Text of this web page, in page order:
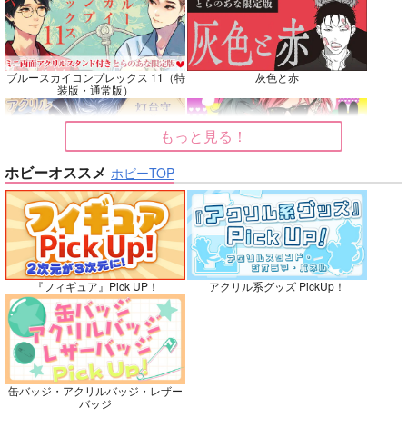
名も無きシャイニーア
ワー
ウエマリ
専売 446円（税込）
轟焦凍×緑谷出久
サンプル
カート
Beginning！
魚イチ場
770円 （税込）
その他
キョウヤ×カラスバ
サンプル
カート
Elements
韋譜律斗
専売 583 円（税込）
サンプル
カート
ブルースカイコンプレックス 11（特
装版・通常版）
灰色と赤
灯台守とかもめの子 3 ヤリチン☆ビッチ部 7
俺の可愛い弟は 2
バイトの宮川君は店長が好き 2
もっと見る！
ホビーオススメ ホビーTOP
『フィギュア』Pick UP！ アクリル系グッズ PickUp！
缶バッジ・アクリルバッジ・レザー
バッジ